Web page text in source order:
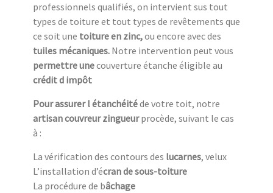
professionnels qualifiés, on intervient sus tout
types de toiture et tout types de revêtements que
ce soit une toiture en zinc,ou encore avec des
tuiles mécaniques. Notre intervention peut vous
permettre unecouverture étanche éligible au
crédit d impôt
Pour assurer l étanchéitéde votre toit, notre
artisan couvreur zingueurprocède, suivant le cas
à :
La vérification des contours des lucarnes, velux
L’installation d’écran de sous-toiture
La procédure de bâchage